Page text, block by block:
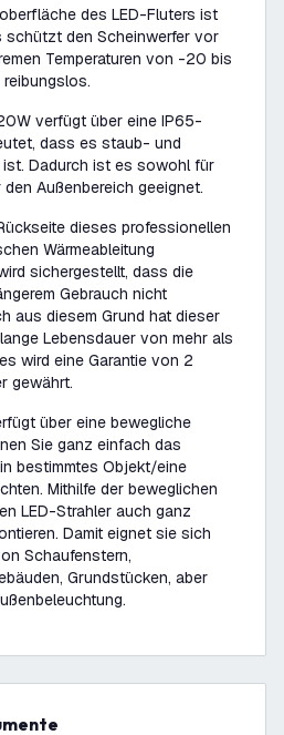
des LED-Fluters ist
schützt den Scheinwerfer vor
Temperaturen von -20 bis
verfügt über eine IP65-
dass es staub- und
Dadurch ist es sowohl für
Außenbereich geeignet.
dieses professionellen
Wärmeableitung
sichergestellt, dass die
Gebrauch nicht
aus diesem Grund hat dieser
Lebensdauer von mehr als
wird eine Garantie von 2
gewährt.
über eine bewegliche
Sie ganz einfach das
bestimmtes Objekt/eine
Mithilfe der beweglichen
LED-Strahler auch ganz
Damit eignet sie sich
Schaufenstern,
Grundstücken, aber